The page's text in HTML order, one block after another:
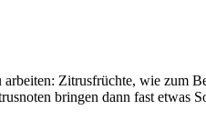
Zitrusfrüchte, wie zum
bringen dann fast etwas